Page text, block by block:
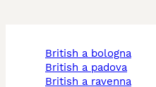
british a bologna
british a padova
british a ravenna